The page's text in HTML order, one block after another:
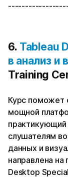
6. Tableau
в анализ и
Training
Курс поможет
мощной
практикующий
слушателям
данных и
направлена на
Desktop